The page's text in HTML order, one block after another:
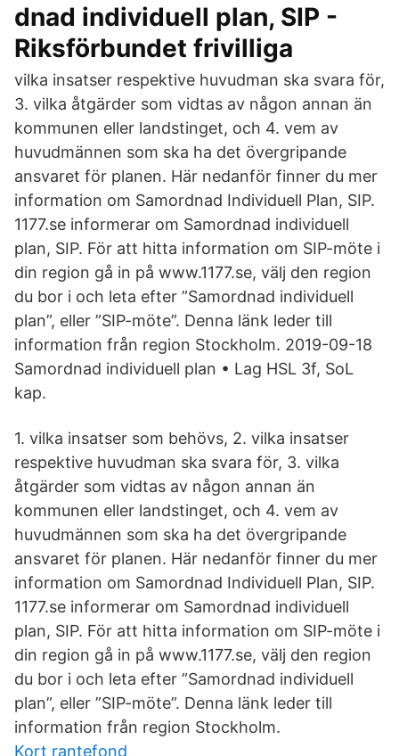
dnad individuell plan, SIP -
Riksförbundet frivilliga
vilka insatser respektive huvudman ska svara för,
3. vilka åtgärder som vidtas av någon annan än
kommunen eller landstinget, och 4. vem av
huvudmännen som ska ha det övergripande
ansvaret för planen. Här nedanför finner du mer
information om Samordnad Individuell Plan, SIP.
1177.se informerar om Samordnad individuell
plan, SIP. För att hitta information om SIP-möte i
din region gå in på www.1177.se, välj den region
du bor i och leta efter ”Samordnad individuell
plan”, eller ”SIP-möte”. Denna länk leder till
information från region Stockholm. 2019-09-18
Samordnad individuell plan • Lag HSL 3f, SoL
kap.
1. vilka insatser som behövs, 2. vilka insatser
respektive huvudman ska svara för, 3. vilka
åtgärder som vidtas av någon annan än
kommunen eller landstinget, och 4. vem av
huvudmännen som ska ha det övergripande
ansvaret för planen. Här nedanför finner du mer
information om Samordnad Individuell Plan, SIP.
1177.se informerar om Samordnad individuell
plan, SIP. För att hitta information om SIP-möte i
din region gå in på www.1177.se, välj den region
du bor i och leta efter ”Samordnad individuell
plan”, eller ”SIP-möte”. Denna länk leder till
information från region Stockholm.
Kort rantefond